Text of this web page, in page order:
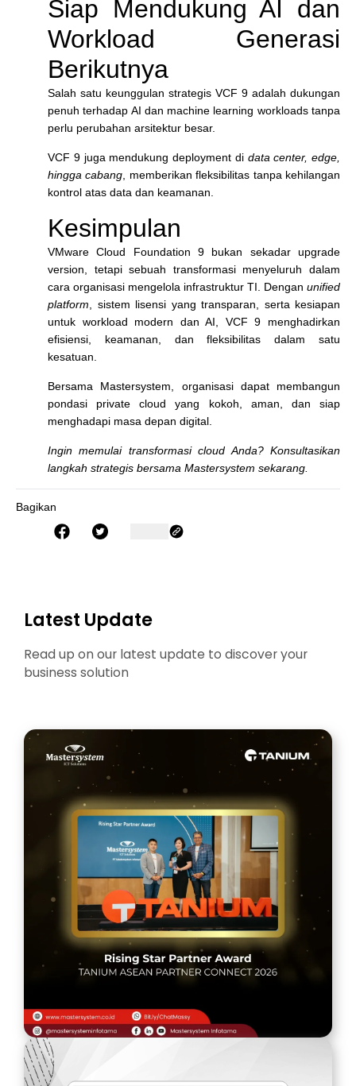
Siap Mendukung AI dan
Workload Generasi
Berikutnya
Salah satu keunggulan strategis VCF 9 adalah dukungan
penuh terhadap AI dan machine learning workloads tanpa
perlu perubahan arsitektur besar.
VCF 9 juga mendukung deployment di data center, edge,
hingga cabang , memberikan fleksibilitas tanpa kehilangan
kontrol atas data dan keamanan.
Kesimpulan
VMware Cloud Foundation 9 bukan sekadar upgrade
version , tetapi sebuah transformasi menyeluruh dalam
cara organisasi mengelola infrastruktur TI. Dengan unified
platform , sistem lisensi yang transparan, serta kesiapan
untuk workload modern dan AI, VCF 9 menghadirkan
efisiensi, keamanan, dan fleksibilitas dalam satu
kesatuan.
Bersama Mastersystem , organisasi dapat membangun
pondasi private cloud yang kokoh, aman, dan siap
menghadapi masa depan digital.
Ingin memulai transformasi cloud Anda? Konsultasikan
langkah strategis bersama Mastersystem sekarang.
Bagikan
Latest Update
Read up on our latest update to discover your
business solution